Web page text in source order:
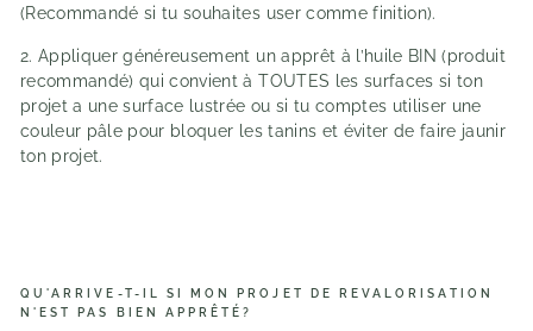
(Recommandé si tu souhaites user comme finition).
2. Appliquer généreusement un apprêt à l’huile BIN (produit
recommandé) qui convient à TOUTES les surfaces si ton
projet a une surface lustrée ou si tu comptes utiliser une
couleur pâle pour bloquer les tanins et éviter de faire jaunir
ton projet.
QU'ARRIVE-T-IL SI MON PROJET DE REVALORISATION
N'EST PAS BIEN APPRÊTÉ?